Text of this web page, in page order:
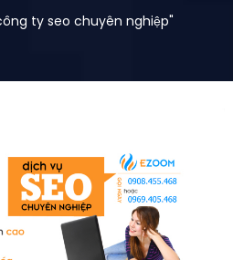
ty seo chuyên nghiệp"